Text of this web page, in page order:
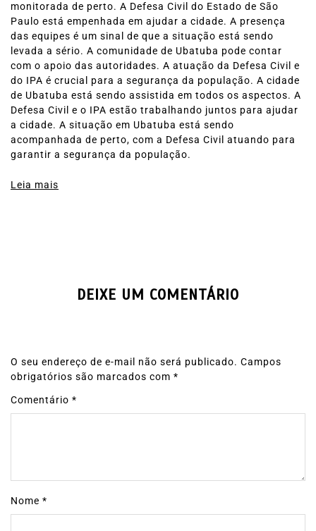
monitorada de perto. A Defesa Civil do Estado de São
Paulo está empenhada em ajudar a cidade. A presença
das equipes é um sinal de que a situação está sendo
levada a sério. A comunidade de Ubatuba pode contar
com o apoio das autoridades. A atuação da Defesa Civil e
do IPA é crucial para a segurança da população. A cidade
de Ubatuba está sendo assistida em todos os aspectos. A
Defesa Civil e o IPA estão trabalhando juntos para ajudar
a cidade. A situação em Ubatuba está sendo
acompanhada de perto, com a Defesa Civil atuando para
garantir a segurança da população.
Leia mais
DEIXE UM COMENTÁRIO
O seu endereço de e-mail não será publicado. Campos
obrigatórios são marcados com *
Comentário *
Nome *